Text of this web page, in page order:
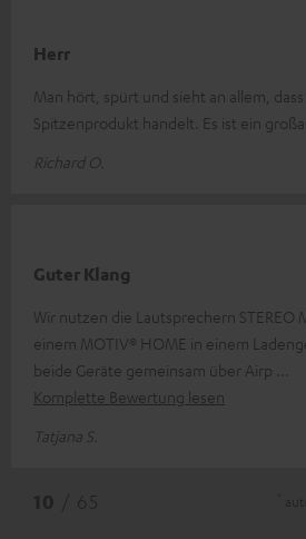
Herr
Man hört, spürt und sieht an allem,
Spitzenprodukt handelt. Es ist ein
Richard O.
Guter Klang
Wir nutzen die Lautsprechern STEREO
einem MOTIV® HOME in einem
beide Geräte gemeinsam über Airp
Komplette Bewertung lesen
Tatjana S.